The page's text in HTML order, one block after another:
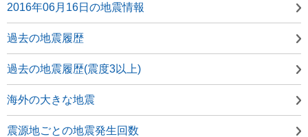
2016年06月16日の地震情報
過去の地震履歴
過去の地震履歴(震度3以上)
海外の大きな地震
震源地ごとの地震発生回数